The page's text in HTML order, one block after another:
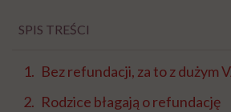
SPIS TREŚCI
Bez refundacji, za to z dużym
Rodzice błagają o refundację